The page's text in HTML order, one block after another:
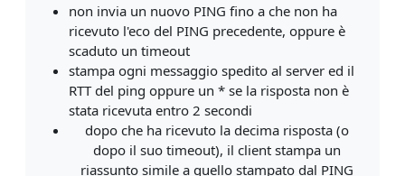
non invia un nuovo PING fino a che non ha
ricevuto l'eco del PING precedente, oppure è
scaduto un timeout
stampa ogni messaggio spedito al server ed il
RTT del ping oppure un * se la risposta non è
stata ricevuta entro 2 secondi
dopo che ha ricevuto la decima risposta (o
dopo il suo timeout), il client stampa un
riassunto simile a quello stampato dal PING